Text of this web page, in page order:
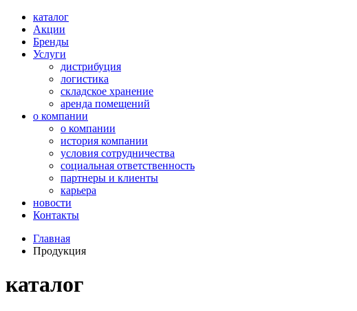
каталог
Акции
Бренды
Услуги
дистрибуция
логистика
складское хранение
аренда помещений
о компании
о компании
история компании
условия сотрудничества
социальная ответственность
партнеры и клиенты
карьера
новости
Контакты
Главная
Продукция
каталог